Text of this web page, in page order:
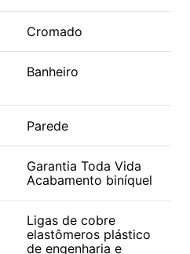
Cromado
Banheiro
Parede
Garantia Toda Vida
Acabamento biníquel
Ligas de cobre
elastômeros plástico
de engenharia e